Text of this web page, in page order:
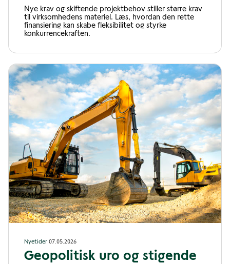
Nye krav og skiftende projektbehov stiller større krav
til virksomhedens materiel. Læs, hvordan den rette
finansiering kan skabe fleksibilitet og styrke
konkurrencekraften.
Nyetider 07.05.2026
Geopolitisk uro og stigende